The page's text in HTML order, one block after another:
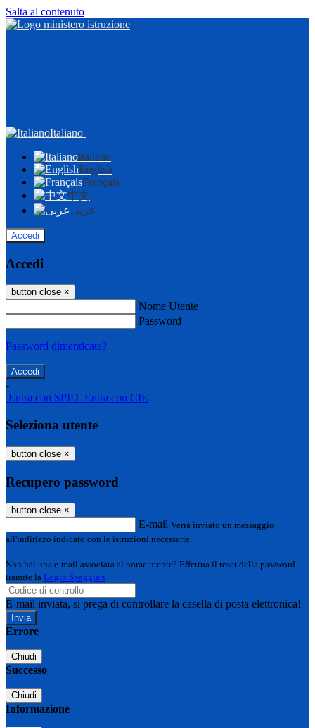
Salta al contenuto
Italiano
Italiano
English
Français
中文
عربى
Accedi
Accedi
button close ×
Nome Utente
Password
Password dimenticata?
-
Entra con SPID Entra con CIE
Seleziona utente
button close ×
Recupero password
button close ×
E-mail Verrà inviato un messaggio
all'indirizzo indicato con le istruzioni necessarie.
Non hai una e-mail associata al nome utente? Effettua il reset della password
tramite la Login Spaggiari
E-mail inviata, si prega di controllare la casella di posta elettronica!
Errore
Chiudi
Successo
Chiudi
Informazione